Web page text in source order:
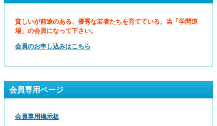
貧しいが前途のある、優秀な若者たちを育てている、当「学問道
場」の会員になって下さい。
会員のお申し込みはこちら
会員専用ページ
会員専用掲示板